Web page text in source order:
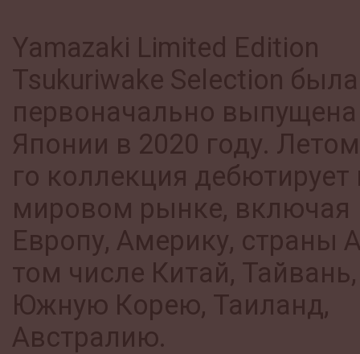
Yamazaki Limited Edition
Tsukuriwake Selection была
первоначально
Японии в 2020 году.
го коллекция дебютирует
мировом рынке, включая
Европу, Америку, страны
том числе Китай, Тайвань,
Южную Корею, Таиланд,
Австралию.